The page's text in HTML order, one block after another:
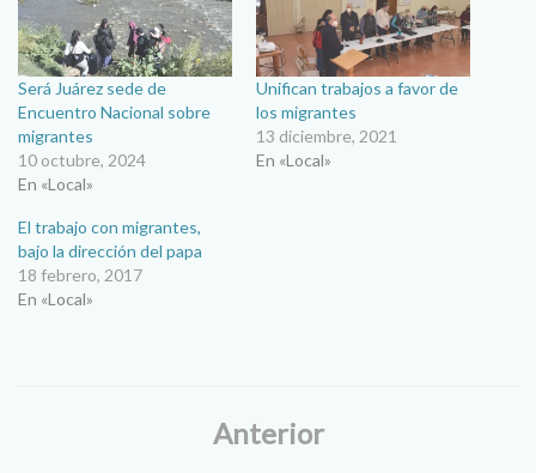
Será Juárez sede de
Encuentro Nacional sobre
migrantes
10 octubre, 2024
En «Local»
Unifican trabajos a favor de
los migrantes
13 diciembre, 2021
En «Local»
El trabajo con migrantes,
bajo la dirección del papa
18 febrero, 2017
En «Local»
Anterior